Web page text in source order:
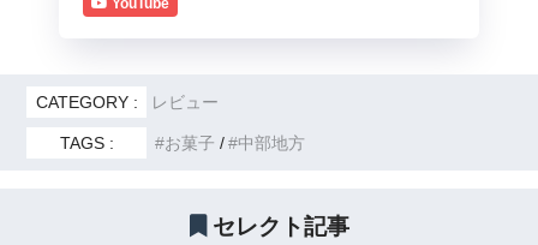
YouTube
CATEGORY : レビュー
TAGS : お菓子 中部地方
セレクト記事